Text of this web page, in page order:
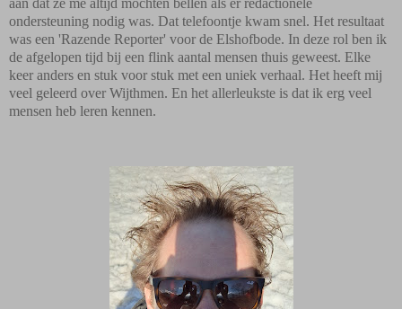
ondersteuning nodig was. Dat telefoontje kwam snel. Het resultaat
was een 'Razende Reporter' voor de Elshofbode. In deze rol ben ik
de afgelopen tijd bij een flink aantal mensen thuis geweest. Elke
keer anders en stuk voor stuk met een uniek verhaal. Het heeft mij
veel geleerd over Wijthmen. En het allerleukste is dat ik erg veel
mensen heb leren kennen.